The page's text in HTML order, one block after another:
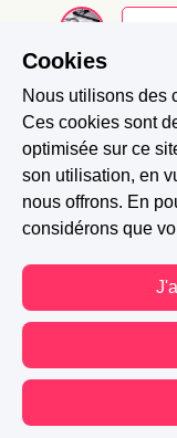
Cookies
Nous utilisons des
Ces cookies sont
optimisée sur ce
son utilisation, en
nous offrons. En
considérons que